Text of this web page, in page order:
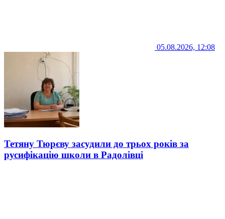
05.08.2026, 12:08
Тетяну Тюрєву засудили до трьох років за
русифікацію школи в Радолівці